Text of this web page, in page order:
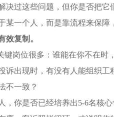
决过这些问题，但你是否把
某一个人，而是靠流程来保
效复制。
键岗位很多：谁能在你不在时
诉出现时，有没有人能组织
不一致？
，你是否已经培养出5-6名